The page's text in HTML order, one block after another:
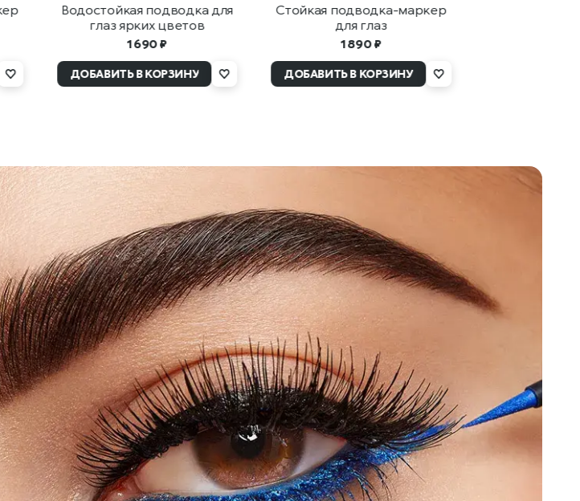
Водостойкая подводка для
глаз ярких цветов
1 690 ₽
ДОБАВИТЬ В КОРЗИНУ
Стойкая подводка-маркер
для глаз
1 890 ₽
ДОБАВИТЬ В КОРЗИНУ